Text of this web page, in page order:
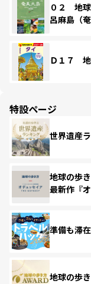
０２ 地
呂麻島（
Ｄ１７
特設ページ
世界遺産
地球の歩
最新作『
準備も滞
地球の歩